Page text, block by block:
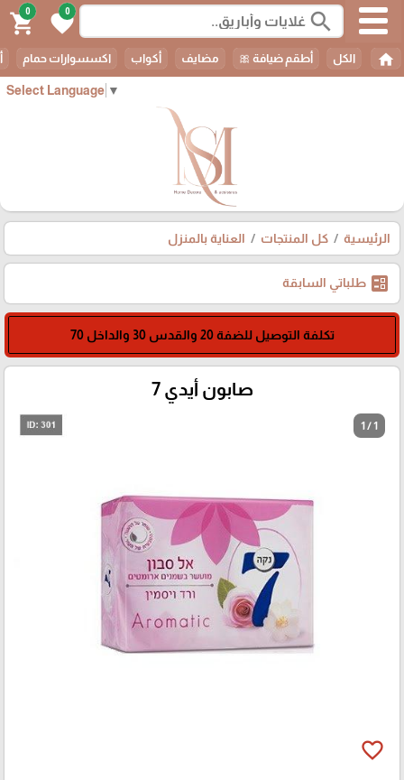
Select Language ▼
search
0
favorite
0
shopping_cart
home الكل أطقم ضيافة 🎀 مضايف أكواب اكسسوارات حمام
الرئيسية كل المنتجات العناية بالمنزل
ballot طلباتي السابقة
تكلفة التوصيل للضفة 20 والقدس 30 والداخل 70
صابون أيدي 7
1 / 1
favorite_border